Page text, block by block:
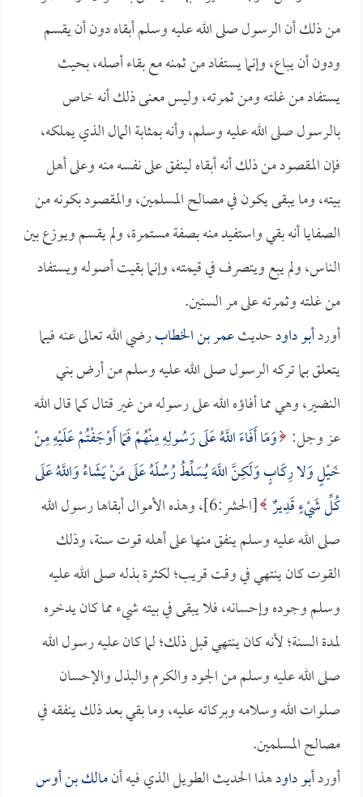
من ذلك أن الرسول صلى الله عليه وسلم أبقاه دون أن يقسم
ودون أن يباع، وإنما يستفاد من ثمنه مع بقاء أصله، بحيث
يستفاد من غلته ومن ثمرته، وليس معنى ذلك أنه خاص
بالرسول صلى الله عليه وسلم، وأنه بمثابة المال الذي يملكه،
فإن المقصود من ذلك أنه أبقاه لينفق على نفسه منه وعلى أهل
بيته، وما يبقى يكون في مصالح المسلمين، والمقصود بكونه من
الصفايا أنه بقي واستفيد منه بصفة مستمرة، ولم يقسم ويوزع بين
الناس، ولم يبع ويتصرف في قيمته، وإنما بقيت أصوله ويستفاد
من غلته وثمرته على مر السنين.
أوردأبو داودحديثعمر بن الخطابرضي الله تعالى عنه فيما
يتعلق بما تركه الرسول صلى الله عليه وسلم من أرض بني
النضير، وهي مما أفاؤه الله على رسوله من غير قتال كما قال الله
عز وجل: وَمَا أَفَاءَ اللَّهُ عَلَى رَسُولِهِ مِنْهُمْ فَمَا أَوْجَفْتُمْ عَلَيْهِ مِنْ
خَيْلٍ وَلا رِكَابٍ وَلَكِنَّ اللَّهَ يُسَلِّطُ رُسُلَهُ عَلَى مَنْ يَشَاءُ وَاللَّهُ عَلَى
كُلِّ شَيْءٍ قَدِيرٌ
[الحشر:6]، وهذه الأموال أبقاها رسول الله
صلى الله عليه وسلم ينفق منها على أهله قوت سنة، وذلك
القوت كان ينتهي في وقت قريب؛ لكثرة بذله صلى الله عليه
وسلم وجوده وإحسانه، فلا يبقى في بيته شيء مما كان يدخره
لمدة السنة؛ لأنه كان ينتهي قبل ذلك؛ لما كان عليه رسول الله
صلى الله عليه وسلم من الجود والكرم والبذل والإحسان
صلوات الله وسلامه وبركاته عليه، وما بقي بعد ذلك ينفقه في
مصالح المسلمين.
أوردأبو داودهذا الحديث الطويل الذي فيه أنمالك بن أوس